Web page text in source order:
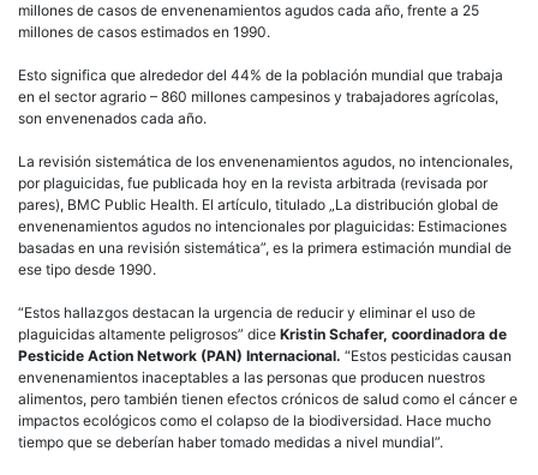
millones de casos de envenenamientos agudos cada año, frente a 25
millones de casos estimados en 1990.
Esto significa que alrededor del 44% de la población mundial que trabaja
en el sector agrario – 860 millones campesinos y trabajadores agrícolas,
son envenenados cada año.
La revisión sistemática de los envenenamientos agudos, no intencionales,
por plaguicidas, fue publicada hoy en la revista arbitrada (revisada por
pares), BMC Public Health. El artículo, titulado „La distribución global de
envenenamientos agudos no intencionales por plaguicidas: Estimaciones
basadas en una revisión sistemática”, es la primera estimación mundial de
ese tipo desde 1990.
“Estos hallazgos destacan la urgencia de reducir y eliminar el uso de
plaguicidas altamente peligrosos” dice Kristin Schafer, coordinadora de
Pesticide Action Network (PAN) Internacional. “Estos pesticidas causan
envenenamientos inaceptables a las personas que producen nuestros
alimentos, pero también tienen efectos crónicos de salud como el cáncer e
impactos ecológicos como el colapso de la biodiversidad. Hace mucho
tiempo que se deberían haber tomado medidas a nivel mundial”.